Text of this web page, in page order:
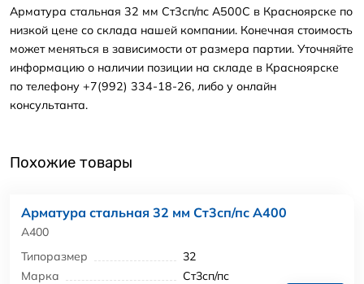
Арматура стальная 32 мм Ст3сп/пс А500С в Красноярске по
низкой цене со склада нашей компании. Конечная стоимость
может меняться в зависимости от размера партии. Уточняйте
информацию о наличии позиции на складе в Красноярске
по телефону +7(992) 334-18-26, либо у онлайн
консультанта.
Похожие товары
Арматура стальная 32 мм Ст3сп/пс А400
А400
Типоразмер
32
Марка
Ст3сп/пс